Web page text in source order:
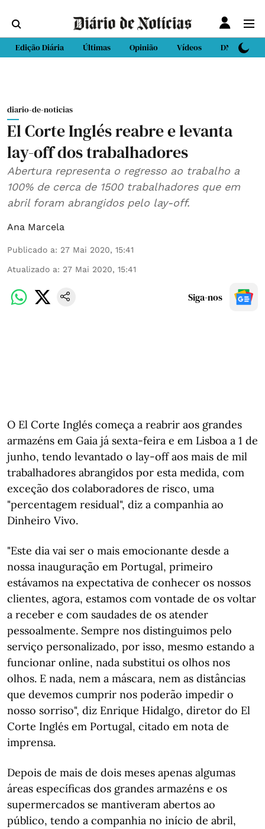
Edição Diária Últimas Opinião Vídeos DN Sport
diario-de-noticias
El Corte Inglés reabre e levanta
lay-off dos trabalhadores
Abertura representa o regresso ao trabalho a
100% de cerca de 1500 trabalhadores que em
abril foram abrangidos pelo lay-off.
Ana Marcela
Publicado a: 27 Mai 2020, 15:41
Atualizado a: 27 Mai 2020, 15:41
Siga-nos
O El Corte Inglés começa a reabrir aos grandes
armazéns em Gaia já sexta-feira e em Lisboa a 1 de
junho, tendo levantado o lay-off aos mais de mil
trabalhadores abrangidos por esta medida, com
exceção dos colaboradores de risco, uma
"percentagem residual", diz a companhia ao
Dinheiro Vivo.
"Este dia vai ser o mais emocionante desde a
nossa inauguração em Portugal, primeiro
estávamos na expectativa de conhecer os nossos
clientes, agora, estamos com vontade de os voltar
a receber e com saudades de os atender
pessoalmente. Sempre nos distinguimos pelo
serviço personalizado, por isso, mesmo estando a
funcionar online, nada substitui os olhos nos
olhos. E nada, nem a máscara, nem as distâncias
que devemos cumprir nos poderão impedir o
nosso sorriso", diz Enrique Hidalgo, diretor do El
Corte Inglés em Portugal, citado em nota de
imprensa.
Depois de mais de dois meses apenas algumas
áreas específicas dos grandes armazéns e os
supermercados se mantiveram abertos ao
público, tendo a companhia no início de abril,